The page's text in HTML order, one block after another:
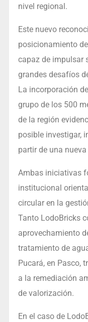
nivel regional.
Este nuevo
posicionamiento
capaz de impulsar
grandes desafíos
La incorporación
grupo de los 500
de la región
posible investigar,
partir de una
Ambas iniciativas
institucional
circular en la
Tanto LodoBricks
aprovechamiento
tratamiento de
Pucará, en Pasco,
a la remediación
de valorización.
En el caso de